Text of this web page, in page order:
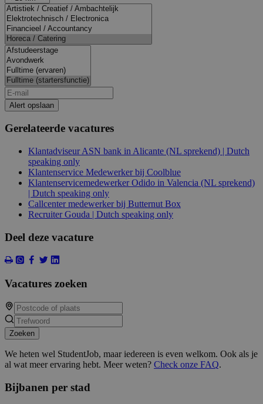
Alert opslaan
Gerelateerde vacatures
Klantadviseur ASN bank in Alicante (NL sprekend) | Dutch
speaking only
Klantenservice Medewerker bij Coolblue
Klantenservicemedewerker Odido in Valencia (NL sprekend)
| Dutch speaking only
Callcenter medewerker bij Butternut Box
Recruiter Gouda | Dutch speaking only
Deel deze vacature
Vacatures zoeken
Zoeken
We heten wel StudentJob, maar iedereen is even welkom. Ook als je
al wat meer ervaring hebt. Meer weten? Check onze FAQ.
Bijbanen per stad